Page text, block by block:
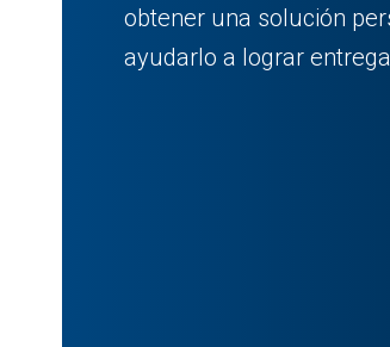
obtener una solución
ayudarlo a lograr